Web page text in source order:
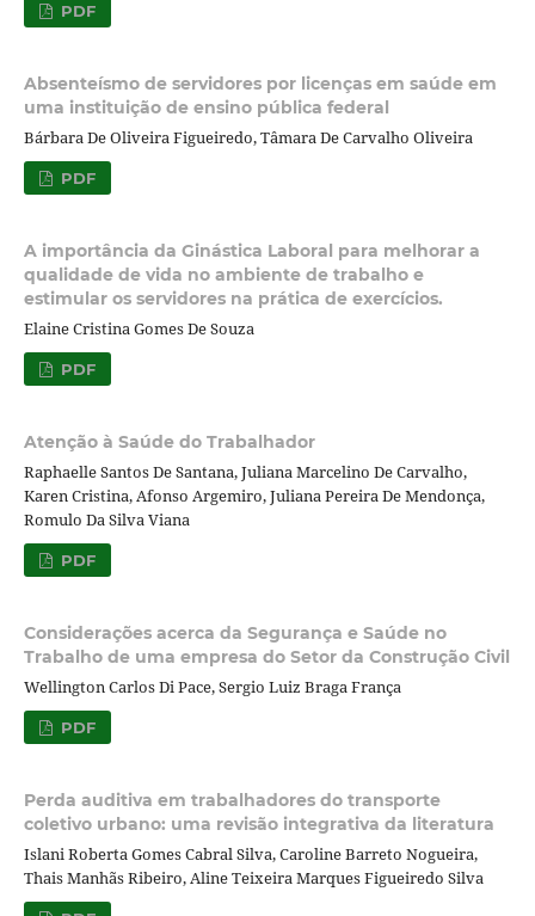
PDF
Absenteísmo de servidores por licenças em saúde em
uma instituição de ensino pública federal
Bárbara De Oliveira Figueiredo, Tâmara De Carvalho Oliveira
PDF
A importância da Ginástica Laboral para melhorar a
qualidade de vida no ambiente de trabalho e
estimular os servidores na prática de exercícios.
Elaine Cristina Gomes De Souza
PDF
Atenção à Saúde do Trabalhador
Raphaelle Santos De Santana, Juliana Marcelino De Carvalho,
Karen Cristina, Afonso Argemiro, Juliana Pereira De Mendonça,
Romulo Da Silva Viana
PDF
Considerações acerca da Segurança e Saúde no
Trabalho de uma empresa do Setor da Construção Civil
Wellington Carlos Di Pace, Sergio Luiz Braga França
PDF
Perda auditiva em trabalhadores do transporte
coletivo urbano: uma revisão integrativa da literatura
Islani Roberta Gomes Cabral Silva, Caroline Barreto Nogueira,
Thais Manhãs Ribeiro, Aline Teixeira Marques Figueiredo Silva